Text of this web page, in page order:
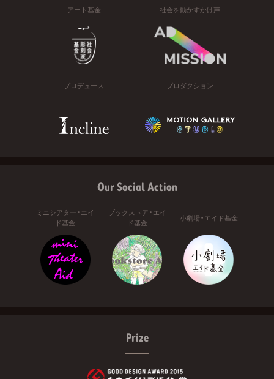
アート基金 社会を動かすかけ声
プロデュース プロダクション
Our Social Action
ミニシアター・エイ
ド基金
ブックストア・エイ
ド基金
小劇場・エイド基金
Prize